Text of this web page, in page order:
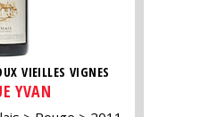
VIEILLES VIGNES
YVAN